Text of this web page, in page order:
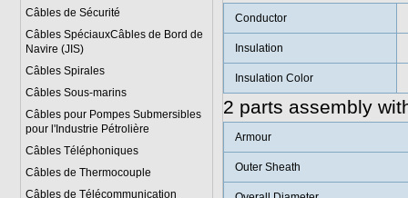
Câbles de Sécurité
Câbles SpéciauxCâbles de Bord de
Navire (JIS)
Câbles Spirales
Câbles Sous-marins
Câbles pour Pompes Submersibles
pour l'Industrie Pétrolière
Câbles Téléphoniques
Câbles de Thermocouple
Câbles de Télécommunication
Conductor
Insulation
Insulation Color
2 parts assembly
Armour
Outer Sheath